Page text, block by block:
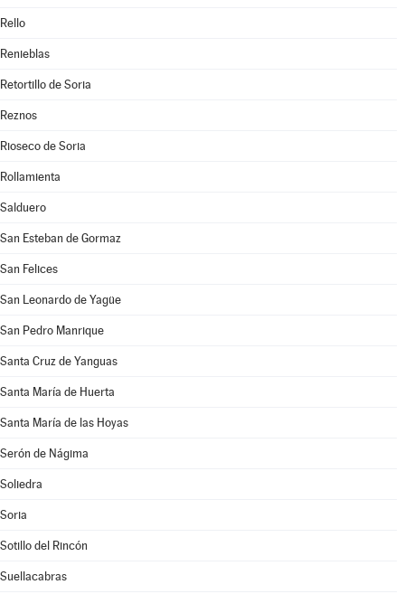
Rello
Renieblas
Retortillo de Soria
Reznos
Rioseco de Soria
Rollamienta
Salduero
San Esteban de Gormaz
San Felices
San Leonardo de Yagüe
San Pedro Manrique
Santa Cruz de Yanguas
Santa María de Huerta
Santa María de las Hoyas
Serón de Nágima
Soliedra
Soria
Sotillo del Rincón
Suellacabras